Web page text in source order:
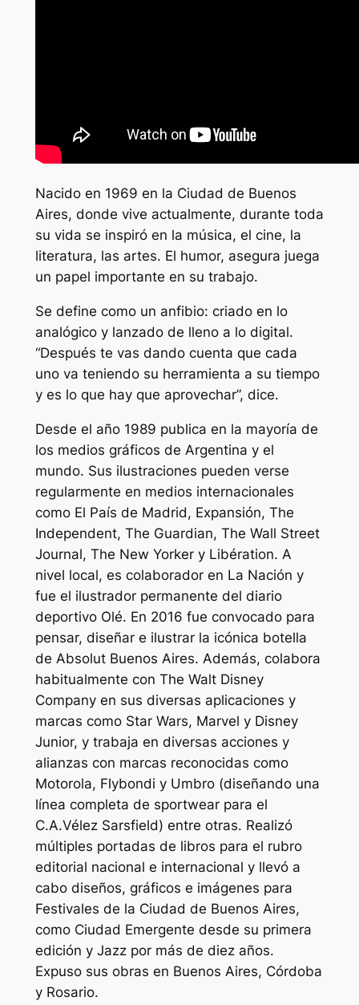
Nacido en 1969 en la Ciudad de Buenos
Aires, donde vive actualmente, durante toda
su vida se inspiró en la música, el cine, la
literatura, las artes. El humor, asegura juega
un papel importante en su trabajo.
Se define como un anfibio: criado en lo
analógico y lanzado de lleno a lo digital.
“Después te vas dando cuenta que cada
uno va teniendo su herramienta a su tiempo
y es lo que hay que aprovechar”, dice.
Desde el año 1989 publica en la mayoría de
los medios gráficos de Argentina y el
mundo. Sus ilustraciones pueden verse
regularmente en medios internacionales
como El País de Madrid, Expansión, The
Independent, The Guardian, The Wall Street
Journal, The New Yorker y Libération. A
nivel local, es colaborador en La Nación y
fue el ilustrador permanente del diario
deportivo Olé. En 2016 fue convocado para
pensar, diseñar e ilustrar la icónica botella
de Absolut Buenos Aires. Además, colabora
habitualmente con The Walt Disney
Company en sus diversas aplicaciones y
marcas como Star Wars, Marvel y Disney
Junior, y trabaja en diversas acciones y
alianzas con marcas reconocidas como
Motorola, Flybondi y Umbro (diseñando una
línea completa de sportwear para el
C.A.Vélez Sarsfield) entre otras. Realizó
múltiples portadas de libros para el rubro
editorial nacional e internacional y llevó a
cabo diseños, gráficos e imágenes para
Festivales de la Ciudad de Buenos Aires,
como Ciudad Emergente desde su primera
edición y Jazz por más de diez años.
Expuso sus obras en Buenos Aires, Córdoba
y Rosario.